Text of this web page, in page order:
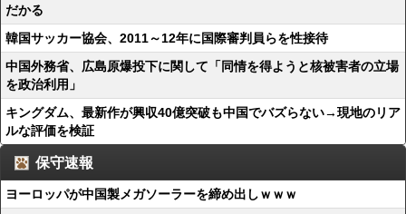
だかる
韓国サッカー協会、2011～12年に国際審判員らを性接待
中国外務省、広島原爆投下に関して「同情を得ようと核被害者の立場
を政治利用」
キングダム、最新作が興収40億突破も中国でバズらない→現地のリア
ルな評価を検証
保守速報
ヨーロッパが中国製メガソーラーを締め出しｗｗｗ